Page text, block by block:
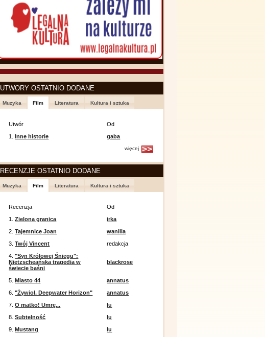
UTWORY OSTATNIO DODANE
Muzyka Film Literatura Kultura i sztuka
Utwór
Od
1.Inne historie gaba
więcej
RECENZJE OSTATNIO DODANE
Muzyka Film Literatura Kultura i sztuka
Recenzja
Od
1.Zielona granica
irka
2.Tajemnice Joan
wanilia
3.Twój Vincent
redakcja
4."Syn Królowej Śniegu":
Nietzscheańska tragedia w
świecie baśni
blackrose
5.Miasto 44
annatus
6."Żywioł. Deepwater Horizon"
annatus
7.O matko! Umrę...
lu
8.Subtelność
lu
9.Mustang
lu